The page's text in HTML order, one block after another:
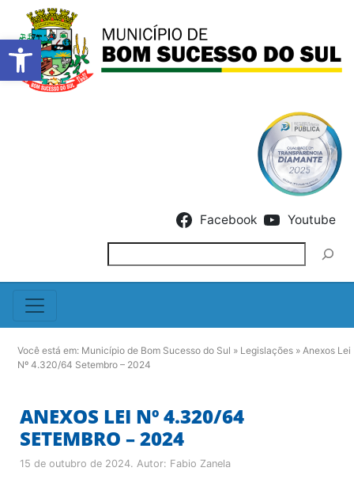
Barra de Ferramentas
Facebook Youtube
Você está em: Município de Bom Sucesso do Sul » Legislações » Anexos Lei
Nº 4.320/64 Setembro – 2024
ANEXOS LEI Nº 4.320/64
SETEMBRO – 2024
15 de outubro de 2024. Autor: Fabio Zanela